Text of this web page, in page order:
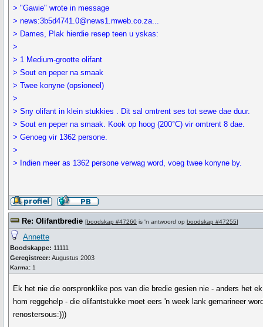
> "Gawie" wrote in message
> news:3b5d4741.0@news1.mweb.co.za...
> Dames, Plak hierdie resep teen u yskas:
>
> 1 Medium-grootte olifant
> Sout en peper na smaak
> Twee konyne (opsioneel)
>
> Sny olifant in klein stukkies . Dit sal omtrent ses tot sewe dae duur.
> Sout en peper na smaak. Kook op hoog (200°C) vir omtrent 8 dae.
> Genoeg vir 1362 persone.
>
> Indien meer as 1362 persone verwag word, voeg twee konyne by.
Re: Olifantbredie [boodskap #47260 is 'n antwoord op boodskap #47255]
Annette
Boodskappe: 11111
Geregistreer: Augustus 2003
Karma: 1
Ek het nie die oorspronklike pos van die bredie gesien nie - anders het ek
hom reggehelp - die olifantstukke moet eers 'n week lank gemarineer
renostersous:)))